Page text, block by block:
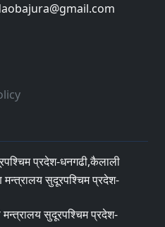
प्रदेश-धनगढी,कैलाली
मन्त्रालय सुदूरपश्चिम प्रदेश-
मन्त्रालय सुदूरपश्चिम प्रदेश-